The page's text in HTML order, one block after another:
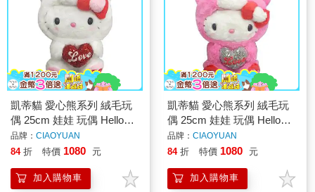
凱蒂貓 愛心熊系列 絨毛玩
偶 25cm 娃娃 玩偶 Hello
Kitty 三麗鷗 Sanrio
品牌： CIAOYUAN
84 折 特價 1080 元
加入購物車
凱蒂貓 愛心熊系列 絨毛玩
偶 25cm 娃娃 玩偶 Hello
Kitty 三麗鷗 Sanrio
品牌： CIAOYUAN
84 折 特價 1080 元
加入購物車